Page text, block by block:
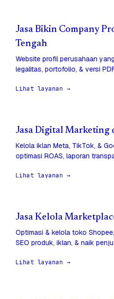
Jasa Bikin Company
Tengah
Website profil perusahaan
legalitas, portofolio, & versi
Lihat layanan →
Jasa Digital Marketing
Kelola iklan Meta, TikTok, &
optimasi ROAS, laporan
Lihat layanan →
Jasa Kelola
Optimasi & kelola toko
SEO produk, iklan, & naik
Lihat layanan →